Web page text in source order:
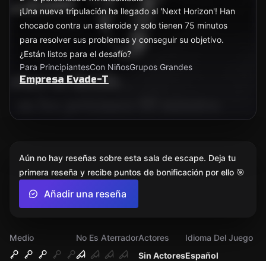
¡Una nueva tripulación ha llegado al 'Next Horizon'! Han
chocado contra un asteroide y solo tienen 75 minutos
para resolver sus problemas y conseguir su objetivo.
¿Están listos para el desafío?
Para PrincipiantesCon NiñosGrupos Grandes
Empresa Evade-T
Medio
No Es Aterrador
Sin Actores
Actores
Español
Idioma Del Juego
Aún no hay reseñas sobre esta sala de escape. Deja tu
primera reseña y recibe puntos de bonificación por ello 🎯
Añadir una reseña